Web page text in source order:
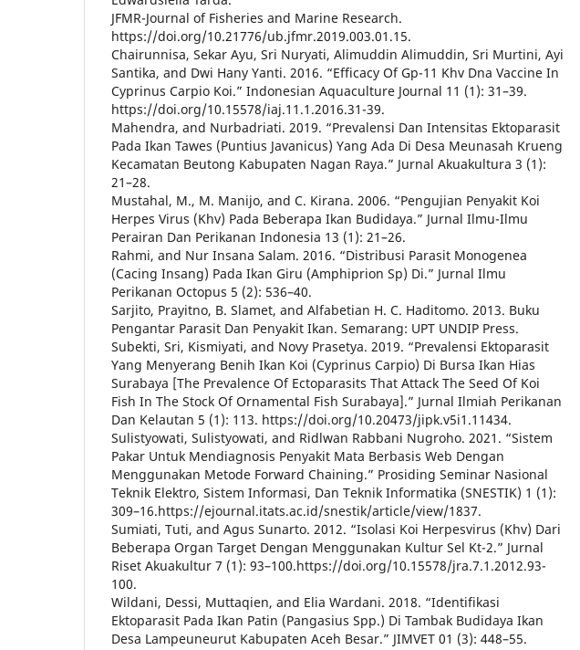
JFMR-Journal of Fisheries and Marine Research.
https://doi.org/10.21776/ub.jfmr.2019.003.01.15.
Chairunnisa, Sekar Ayu, Sri Nuryati, Alimuddin Alimuddin, Sri Murtini, Ayi
Santika, and Dwi Hany Yanti. 2016. “Efficacy Of Gp-11 Khv Dna Vaccine In
Cyprinus Carpio Koi.” Indonesian Aquaculture Journal 11 (1): 31–39.
https://doi.org/10.15578/iaj.11.1.2016.31-39.
Mahendra, and Nurbadriati. 2019. “Prevalensi Dan Intensitas Ektoparasit
Pada Ikan Tawes (Puntius Javanicus) Yang Ada Di Desa Meunasah Krueng
Kecamatan Beutong Kabupaten Nagan Raya.” Jurnal Akuakultura 3 (1):
21–28.
Mustahal, M., M. Manijo, and C. Kirana. 2006. “Pengujian Penyakit Koi
Herpes Virus (Khv) Pada Beberapa Ikan Budidaya.” Jurnal Ilmu-Ilmu
Perairan Dan Perikanan Indonesia 13 (1): 21–26.
Rahmi, and Nur Insana Salam. 2016. “Distribusi Parasit Monogenea
(Cacing Insang) Pada Ikan Giru (Amphiprion Sp) Di.” Jurnal Ilmu
Perikanan Octopus 5 (2): 536–40.
Sarjito, Prayitno, B. Slamet, and Alfabetian H. C. Haditomo. 2013. Buku
Pengantar Parasit Dan Penyakit Ikan. Semarang: UPT UNDIP Press.
Subekti, Sri, Kismiyati, and Novy Prasetya. 2019. “Prevalensi Ektoparasit
Yang Menyerang Benih Ikan Koi (Cyprinus Carpio) Di Bursa Ikan Hias
Surabaya [The Prevalence Of Ectoparasits That Attack The Seed Of Koi
Fish In The Stock Of Ornamental Fish Surabaya].” Jurnal Ilmiah Perikanan
Dan Kelautan 5 (1): 113. https://doi.org/10.20473/jipk.v5i1.11434.
Sulistyowati, Sulistyowati, and Ridlwan Rabbani Nugroho. 2021. “Sistem
Pakar Untuk Mendiagnosis Penyakit Mata Berbasis Web Dengan
Menggunakan Metode Forward Chaining.” Prosiding Seminar Nasional
Teknik Elektro, Sistem Informasi, Dan Teknik Informatika (SNESTIK) 1 (1):
309–16.https://ejournal.itats.ac.id/snestik/article/view/1837.
Sumiati, Tuti, and Agus Sunarto. 2012. “Isolasi Koi Herpesvirus (Khv) Dari
Beberapa Organ Target Dengan Menggunakan Kultur Sel Kt-2.” Jurnal
Riset Akuakultur 7 (1): 93–100.https://doi.org/10.15578/jra.7.1.2012.93-
100.
Wildani, Dessi, Muttaqien, and Elia Wardani. 2018. “Identifikasi
Ektoparasit Pada Ikan Patin (Pangasius Spp.) Di Tambak Budidaya Ikan
Desa Lampeuneurut Kabupaten Aceh Besar.” JIMVET 01 (3): 448–55.